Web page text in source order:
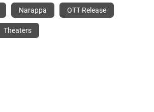
Narappa OTT Release
Theaters